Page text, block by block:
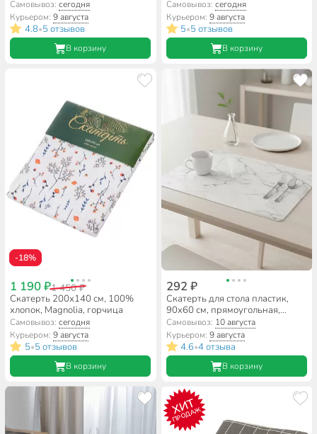
белая, A170084
Самовывоз:сегодня
Курьером:9 августа
4.8•5 отзывов
В корзину
белая, A170083
Самовывоз: сегодня
Курьером: 9 августа
5•5 отзывов
В корзину
-18%
1 190 ₽1 450 ₽
Скатерть 200х140 см, 100%
хлопок, Magnolia, горчица
Самовывоз:сегодня
Курьером:9 августа
5•5 отзывов
В корзину
292 ₽
Скатерть для стола пластик,
90х60 см, прямоугольная,
пластик, Сильвер
Самовывоз: 10 августа
Курьером: 9 августа
4.6•4 отзыва
В корзину
ХИТ
ПРОДАЖ